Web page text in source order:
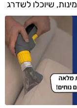
שיוכלו לשדרג